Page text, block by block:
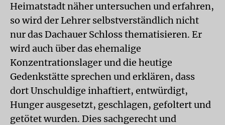
Heimatstadt näher untersuchen und erfahren,
so wird der Lehrer selbstverständlich nicht
nur das Dachauer Schloss thematisieren. Er
wird auch über das ehemalige
Konzentrationslager und die heutige
Gedenkstätte sprechen und erklären, dass
dort Unschuldige inhaftiert, entwürdigt,
Hunger ausgesetzt, geschlagen, gefoltert und
getötet wurden. Dies sachgerecht und